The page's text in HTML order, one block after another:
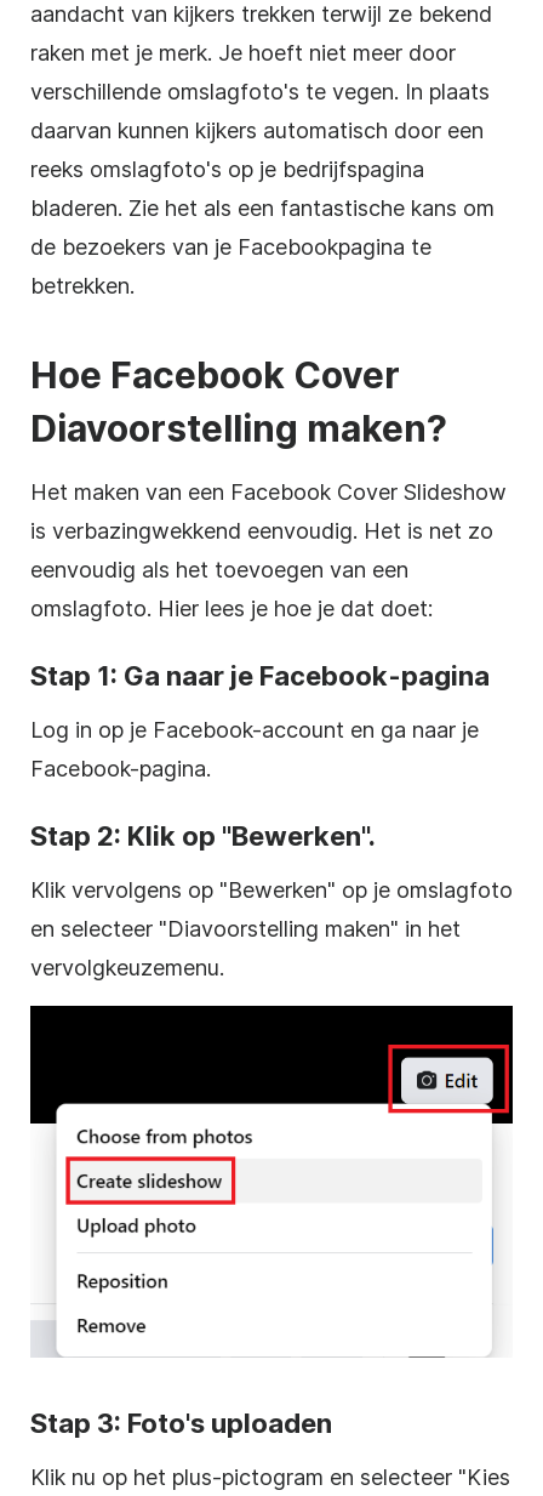
aandacht van kijkers trekken terwijl ze bekend
raken met je merk. Je hoeft niet meer door
verschillende omslagfoto's te vegen. In plaats
daarvan kunnen kijkers automatisch door een
reeks omslagfoto's op je bedrijfspagina
bladeren. Zie het als een fantastische kans om
de bezoekers van je Facebookpagina te
betrekken.
Hoe Facebook Cover
Diavoorstelling maken?
Het maken van een Facebook Cover Slideshow
is verbazingwekkend eenvoudig. Het is net zo
eenvoudig als het toevoegen van een
omslagfoto. Hier lees je hoe je dat doet:
Stap 1: Ga naar je Facebook-pagina
Log in op je Facebook-account en ga naar je
Facebook-pagina.
Stap 2: Klik op "Bewerken".
Klik vervolgens op "Bewerken" op je omslagfoto
en selecteer "Diavoorstelling maken" in het
vervolgkeuzemenu.
Stap 3: Foto's uploaden
Klik nu op het plus-pictogram en selecteer "Kies